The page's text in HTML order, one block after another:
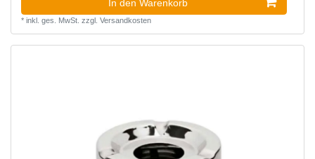
In den Warenkorb
* inkl. ges. MwSt. zzgl. Versandkosten